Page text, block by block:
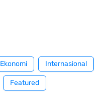
Ekonomi Internasional
Featured